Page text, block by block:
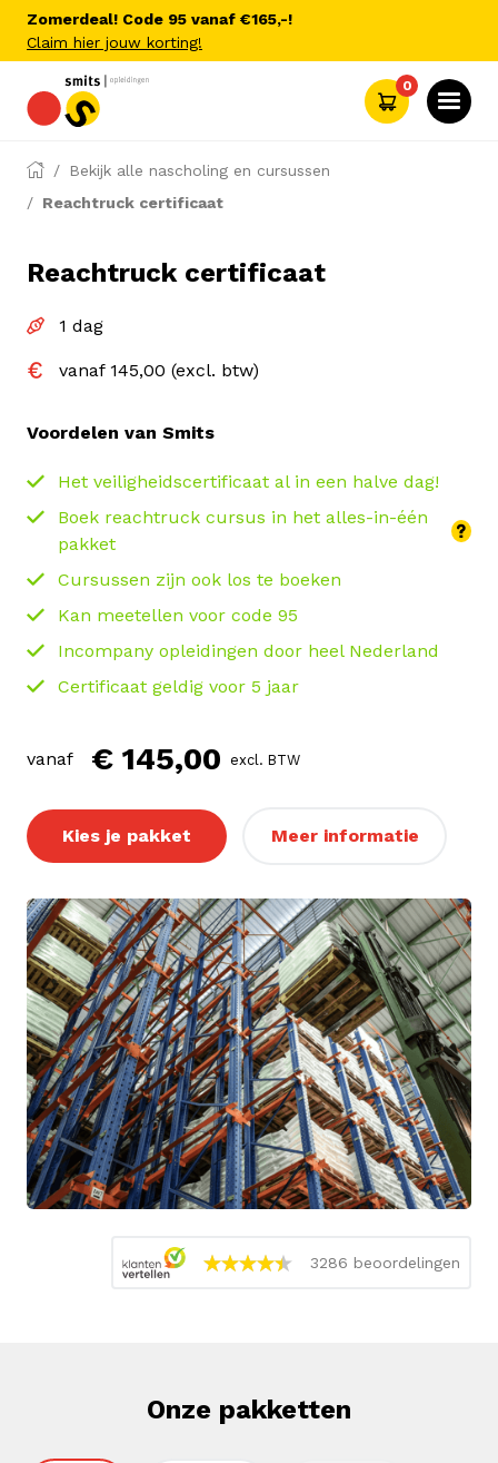
Zomerdeal! Code 95 vanaf €165,-!
Claim hier jouw korting!
0
Bekijk alle nascholing en cursussen
Reachtruck certificaat
Reachtruck certificaat
1 dag
vanaf 145,00 (excl. btw)
Voordelen van Smits
Het veiligheidscertificaat al in een halve dag!
Boek reachtruck cursus in het alles-in-één
pakket
Cursussen zijn ook los te boeken
Kan meetellen voor code 95
Incompany opleidingen door heel Nederland
Certificaat geldig voor 5 jaar
vanaf € 145,00 excl. BTW
Kies je pakket Meer informatie
3286 beoordelingen
Onze pakketten